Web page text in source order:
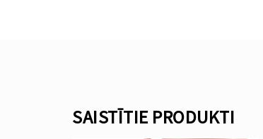
SAISTĪTIE PRODUKTI